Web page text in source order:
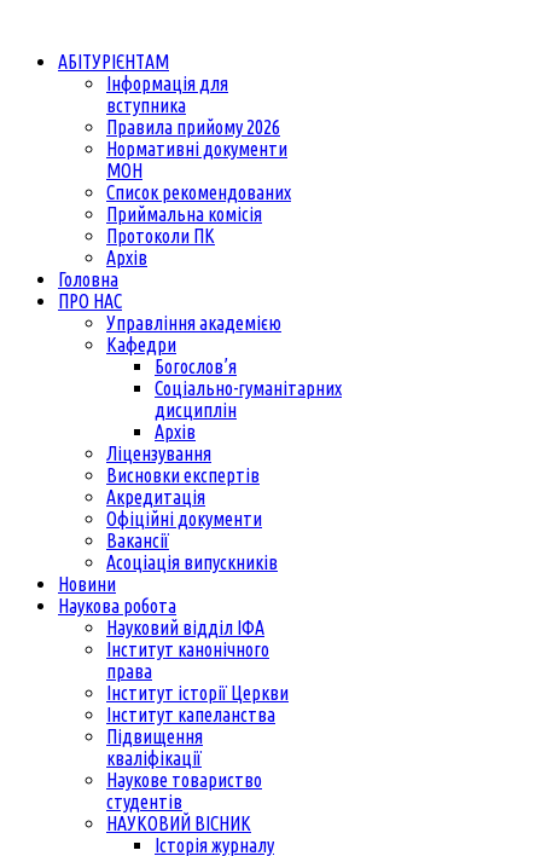
АБІТУРІЄНТАМ
Інформація для
вступника
Правила прийому 2026
Нормативні документи
МОН
Список рекомендованих
Приймальна комісія
Протоколи ПК
Архів
Головна
ПРО НАС
Управління академією
Кафедри
Богослов’я
Соціально-гуманітарних
дисциплін
Архів
Ліцензування
Висновки експертів
Акредитація
Офіційні документи
Вакансії
Асоціація випускників
Новини
Наукова робота
Науковий відділ ІФА
Інститут канонічного
права
Інститут історії Церкви
Інститут капеланства
Підвищення
кваліфікації
Наукове товариство
студентів
НАУКОВИЙ ВІСНИК
Історія журналу